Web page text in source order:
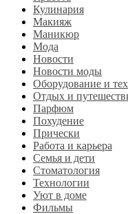
Кулинария
Макияж
Маникюр
Мода
Новости
Новости моды
Оборудование и
Отдых и
Парфюм
Похудение
Прически
Работа и карьера
Семья и дети
Стоматология
Технологии
Уют в доме
Фильмы